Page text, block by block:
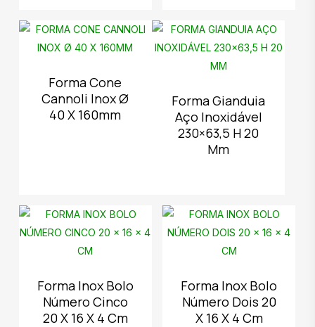
Forma Cone
Cannoli Inox Ø
40 X 160mm
Forma Gianduia
Aço Inoxidável
230×63,5 H 20
Mm
Forma Inox Bolo
Número Cinco
20 X 16 X 4 Cm
Forma Inox Bolo
Número Dois 20
X 16 X 4 Cm